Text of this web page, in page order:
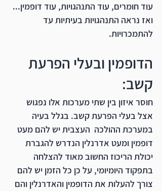
עוד חומרים, עוד התנהגויות, עוד דופמין...
ואז נראה התנהגויות בעיתיות עד
להתמכרויות.
הדופמין ובעלי הפרעת
קשב:
חוסר איזון בין שתי מערכות אלו נפגוש
אצל בעלי הפרעת קשב. בגלל בעיה
במערכת ההולכה  העצבית יש להם מעט
דופמין ומעט אדרנלין הנדרש להגברת
יכולת הריכוז החשוב מאוד להצלחה
בתפקוד היומיומי, על כן כל הזמן יש להם
צורך להעלות את הדופמין והאדרנלין והם